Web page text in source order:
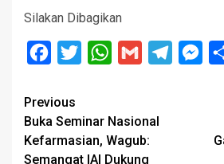
Silakan Dibagikan
Facebook
Twitter WhatsApp
Gmail Telegram
Post
navigation
Previous
Buka Seminar Nasional
Kefarmasian, Wagub:
Semangat IAI Dukung